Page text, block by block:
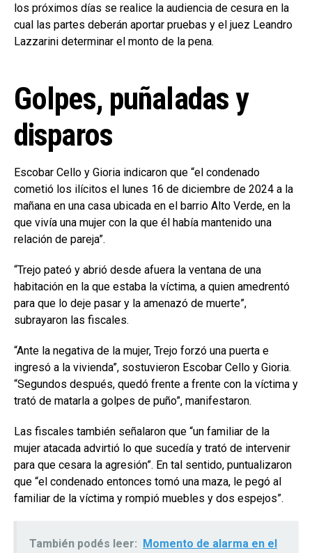
los próximos días se realice la audiencia de cesura en la
cual las partes deberán aportar pruebas y el juez Leandro
Lazzarini determinar el monto de la pena.
Golpes, puñaladas y
disparos
Escobar Cello y Gioria indicaron que “el condenado
cometió los ilícitos el lunes 16 de diciembre de 2024 a la
mañana en una casa ubicada en el barrio Alto Verde, en la
que vivía una mujer con la que él había mantenido una
relación de pareja”.
“Trejo pateó y abrió desde afuera la ventana de una
habitación en la que estaba la víctima, a quien amedrentó
para que lo deje pasar y la amenazó de muerte”,
subrayaron las fiscales.
“Ante la negativa de la mujer, Trejo forzó una puerta e
ingresó a la vivienda”, sostuvieron Escobar Cello y Gioria.
“Segundos después, quedó frente a frente con la víctima y
trató de matarla a golpes de puño”, manifestaron.
Las fiscales también señalaron que “un familiar de la
mujer atacada advirtió lo que sucedía y trató de intervenir
para que cesara la agresión”. En tal sentido, puntualizaron
que “el condenado entonces tomó una maza, le pegó al
familiar de la víctima y rompió muebles y dos espejos”.
También podés leer: Momento de alarma en el